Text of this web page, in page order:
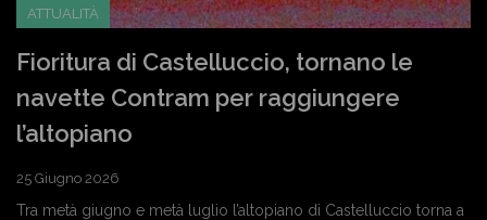
ATTUALITÀ
Fioritura di Castelluccio, tornano le
navette Contram per raggiungere
l’altopiano
25 Giugno 2026
Tra metà giugno e metà luglio l’altopiano di Castelluccio torna a